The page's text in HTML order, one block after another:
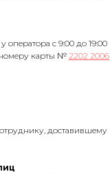
оператора с 9:00 до 19:00
карты № 2202 2006
доставившему